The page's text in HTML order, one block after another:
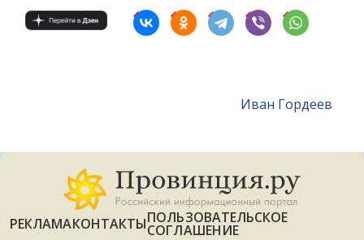
Иван Гордеев
РЕКЛАМАКОНТАКТЫПОЛЬЗОВАТЕЛЬСКОЕ
СОГЛАШЕНИЕ